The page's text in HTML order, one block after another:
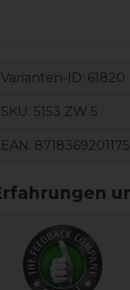
Varianten-ID: 61820
SKU: 5153 ZW 5
EAN: 8718369201175